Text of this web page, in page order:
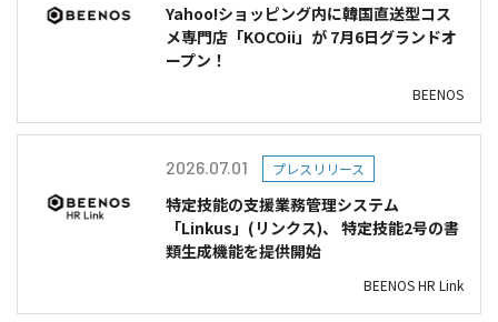
Yahoo!ショッピング内に韓国直送型コス
メ専門店「KOCOii」が 7月6日グランドオ
ープン！
BEENOS
2026.07.01 プレスリリース
特定技能の支援業務管理システム
「Linkus」(リンクス)、 特定技能2号の書
類生成機能を提供開始
BEENOS HR Link